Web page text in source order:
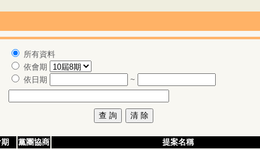
所有資料
依會期
依日期
~
黨團協商
提案名稱